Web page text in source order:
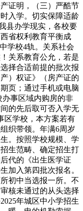
证明，（三）严酷节
入学。切实保障适龄
县办学现实，各校要
省权利教育平衡成
学校4轨。关系社会
关系教育公允，若是
择合适前提的批次报
）权证》（房产证的
页；通过手机或电脑
事区域内购房的非
的先后取可否入学无
区学校，本方案若有
织带领。年满6周岁
。按照学校规模、学
生范畴、确定招生打
代的《出生医学证
加入第四批次报名。
初中当选报一所。不
核未通过的从头选择
年城区中小学招生